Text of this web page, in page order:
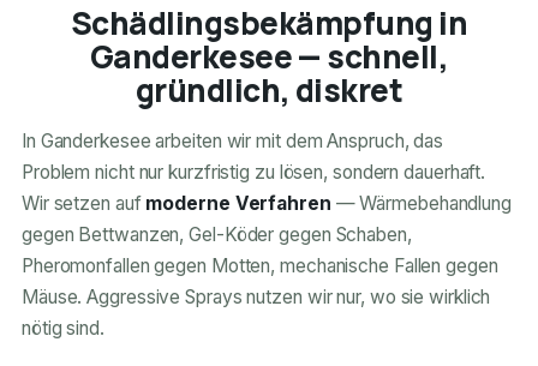
Schädlingsbekämpfung in
Ganderkesee — schnell,
gründlich, diskret
In Ganderkesee arbeiten wir mit dem Anspruch, das
Problem nicht nur kurzfristig zu lösen, sondern dauerhaft.
Wir setzen auf moderne Verfahren — Wärmebehandlung
gegen Bettwanzen, Gel-Köder gegen Schaben,
Pheromonfallen gegen Motten, mechanische Fallen gegen
Mäuse. Aggressive Sprays nutzen wir nur, wo sie wirklich
nötig sind.